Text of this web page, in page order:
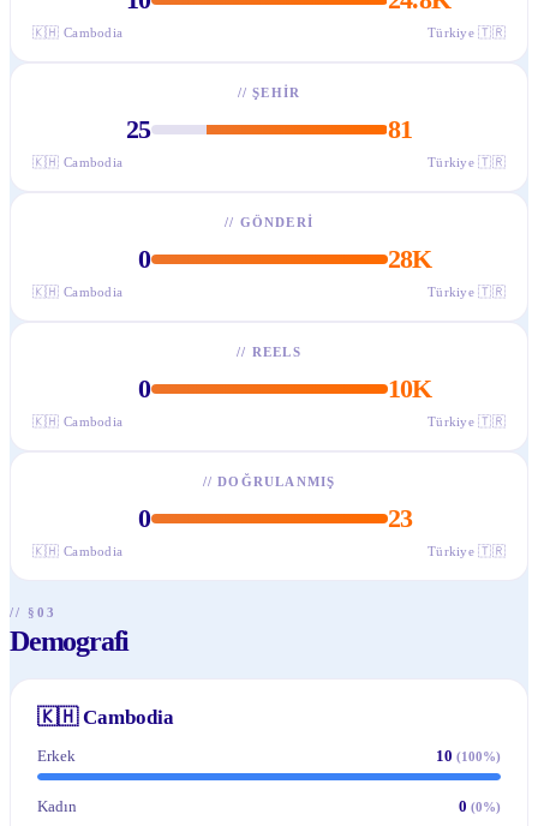
🇰🇭 Cambodia Türkiye 🇹🇷
//ŞEHIR
25 81
🇰🇭 Cambodia Türkiye 🇹🇷
// GÖNDERI
0 28K
🇰🇭 Cambodia Türkiye 🇹🇷
// REELS
0 10K
🇰🇭 Cambodia Türkiye 🇹🇷
//DOĞRULANMIŞ
0 23
🇰🇭 Cambodia Türkiye 🇹🇷
// §03
Demografi
🇰🇭 Cambodia
Erkek 10 (100%)
Kadın 0 (0%)